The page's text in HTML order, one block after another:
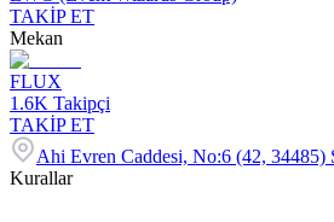
TAKİP ET
Mekan
FLUX
1.6K Takipçi
TAKİP ET
Ahi Evren Caddesi, No:6 (42, 34485)
Kurallar